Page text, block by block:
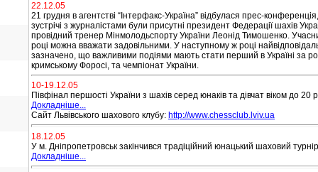
22.12.05
21 грудня в агентстві “Інтерфакс-Україна” відбулася прес-
зустрічі з журналістами були присутні президент Федерації шахів
провідний тренер Мінмолодьспорту України Леонід Тимошенко.
році можна вважати задовільними. У наступному ж році
зазначено, що важливими подіями мають стати перший в Україні за
кримському Форосі, та чемпіонат України.
10-19.12.05
Півфінал першості України з шахів серед юнаків та дівчат віком до 20
Докладніше...
Сайт Львівського шахового клубу: http://www.chessclub.lviv.ua
18.12.05
У м. Дніпропетровськ закінчився традіційний юнацький шаховий
Докладніше...